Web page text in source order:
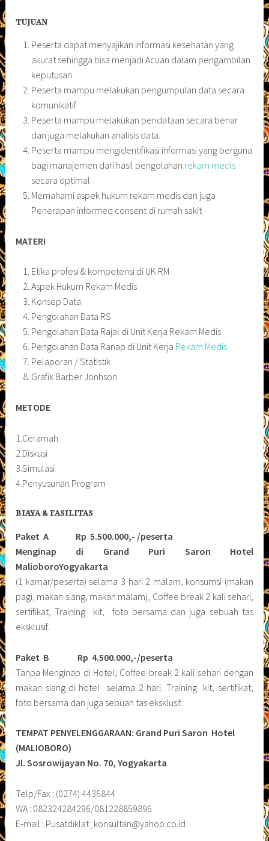
TUJUAN
Peserta dapat menyajikan informasi kesehatan yang
akurat sehingga bisa menjadi Acuan dalam pengambilan
keputusan
Peserta mampu melakukan pengumpulan data secara
komunikatif
Peserta mampu melakukan pendataan secara benar
dan juga melakukan analisis data.
Peserta mampu mengidentifikasi informasi yang berguna
bagi manajemen dari hasil pengolahan rekam medis
secara optimal
Memahami aspek hukum rekam medis dan juga
Penerapan informed consent di rumah sakit
MATERI
Etika profesi & kompetensi di UK RM
Aspek Hukum Rekam Medis
Konsep Data
Pengolahan Data RS
Pengolahan Data Rajal di Unit Kerja Rekam Medis
Pengolahan Data Ranap di Unit Kerja Rekam Medis
Pelaporan / Statistik
Grafik Barber Jonhson
METODE
1.Ceramah
2.Diskusi
3.Simulasi
4.Penyusunan Program
BIAYA & FASILITAS
Paket A Rp 5.500.000,- /peserta
Menginap di Grand Puri Saron Hotel
MalioboroYogyakarta
(1 kamar/peserta) selama 3 hari 2 malam, konsumsi (makan
pagi, makan siang, makan malam), Coffee break 2 kali sehari,
sertifikat, Training kit, foto bersama dan juga sebuah tas
eksklusif.
Paket B
Rp 4.500.000,-/peserta
Tanpa Menginap di Hotel, Coffee break 2 kali sehari dengan
makan siang di hotel selama 2 hari. Training kit, sertifikat,
foto bersama dan juga sebuah tas eksklusif.
TEMPAT PENYELENGGARAAN: Grand Puri Saron Hotel
(MALIOBORO)
Jl. Sosrowijayan No. 70, Yogyakarta
Telp/Fax : (0274) 4436844
WA : 082324284296/081228859896
E-mail : Pusatdiklat_konsultan@yahoo.co.id